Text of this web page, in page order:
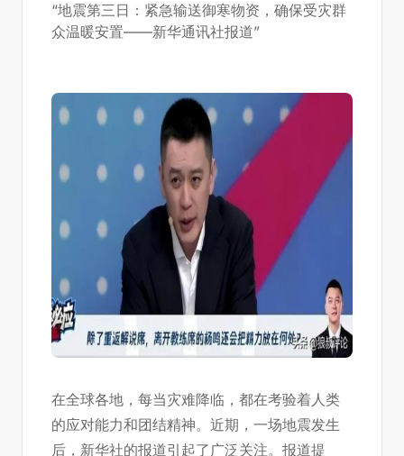
“地震第三日：紧急输送御寒物资，确保受灾群
众温暖安置——新华通讯社报道”
在全球各地，每当灾难降临，都在考验着人类
的应对能力和团结精神。近期，一场地震发生
后，新华社的报道引起了广泛关注。报道提